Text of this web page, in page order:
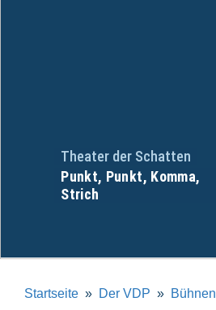
Theater der Schatten
Punkt, Punkt, Komma,
Strich
Startseite Der VDP
Bühnen